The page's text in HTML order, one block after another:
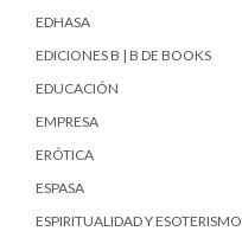
EDHASA
EDICIONES B | B DE BOOKS
EDUCACIÓN
EMPRESA
ERÓTICA
ESPASA
ESPIRITUALIDAD Y ESOTERISMO